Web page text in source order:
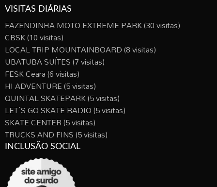
VISITAS DIÁRIAS
FAZENDINHA MOTO EXTREME PARK(30 visitas)
CBSK(10 visitas)
LOCAL TRIP MOUNTAINBOARD(8 visitas)
UBATUBA SUÍTES(7 visitas)
FESK Ceara(6 visitas)
HI ADVENTURE(5 visitas)
QUINTAL SKATEPARK(5 visitas)
LET´S GO SKATE RADIO(5 visitas)
SKATE CENTER(5 visitas)
TRUCKS AND FINS(5 visitas)
INCLUSÃO SOCIAL